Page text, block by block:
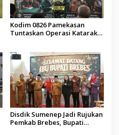
Kodim 0826 Pamekasan
Tuntaskan Operasi Katarak
Disdik Sumenep Jadi Rujukan
Pemkab Brebes, Bupati